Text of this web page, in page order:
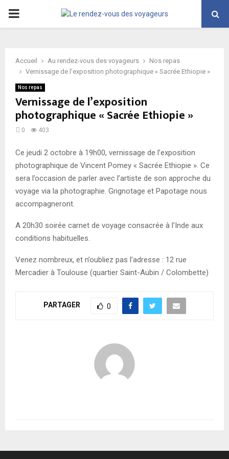
PRIMARY
Accueil Au rendez-vous des voyageurs
Nos repas
Vernissage de l’exposition photographique « Sacrée Ethiopie »
Nos repas
Vernissage de l’exposition
photographique « Sacrée Ethiopie »
0 403
Ce jeudi 2 octobre à 19h00, vernissage de l’exposition
photographique de Vincent Pomey « Sacrée Ethiopie ». Ce
sera l’occasion de parler avec l’artiste de son approche du
voyage via la photographie. Grignotage et Papotage nous
accompagneront.
A 20h30 soirée carnet de voyage consacrée à l’Inde aux
conditions habituelles.
Venez nombreux, et n’oubliez pas l’adresse : 12 rue
Mercadier à Toulouse (quartier Saint-Aubin / Colombette)
PARTAGER 0